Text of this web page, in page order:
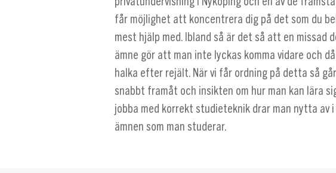
får möjlighet att koncentrera dig på det som du
mest hjälp med. Ibland så är det så att en missad
ämne gör att man inte lyckas komma vidare och
halka efter rejält. När vi får ordning på detta så
snabbt framåt och insikten om hur man kan lära
jobba med korrekt studieteknik drar man nytta av i
ämnen som man studerar.